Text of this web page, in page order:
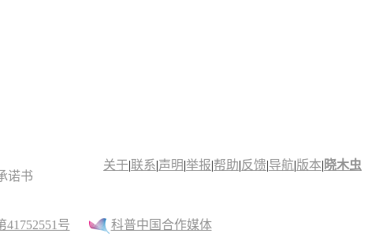
关于|联系|声明|举报|帮助|反馈|导航|版本| 晓木虫
诺书
号 科普中国合作媒体